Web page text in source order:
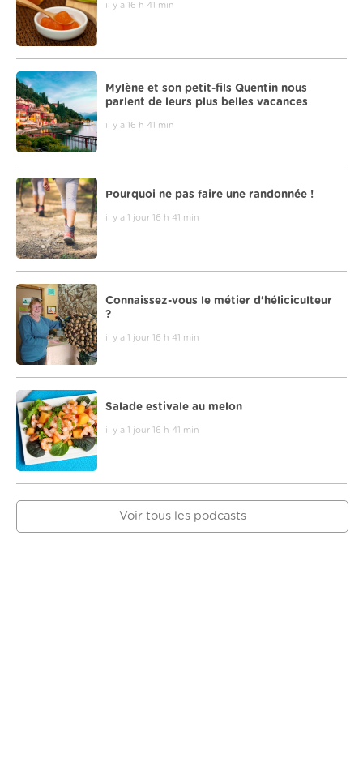
il y a 16 h 41 min
Mylène et son petit-fils Quentin nous
parlent de leurs plus belles vacances
il y a 16 h 41 min
Pourquoi ne pas faire une randonnée !
il y a 1 jour 16 h 41 min
Connaissez-vous le métier d'héliciculteur
?
il y a 1 jour 16 h 41 min
Salade estivale au melon
il y a 1 jour 16 h 41 min
Voir tous les podcasts